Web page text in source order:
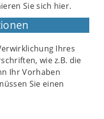
Sie sich hier.
Ihres
wie z.B. die
Ihr Vorhaben
Sie einen